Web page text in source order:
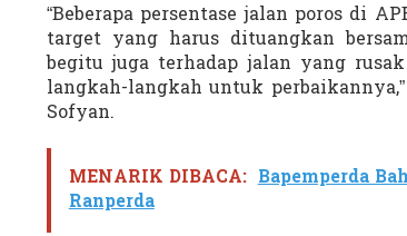
“Beberapa persentase jalan poros di
target yang harus dituangkan
begitu juga terhadap jalan yang
langkah-langkah untuk
Sofyan.
MENARIK DIBACA: Bapemperda
Ranperda